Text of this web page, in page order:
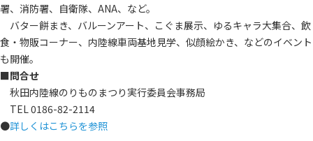
署、消防署、自衛隊、ANA、など。
バター餅まき、バルーンアート、こぐま展示、ゆるキャラ大集合、飲
食・物販コーナー、内陸線車両基地見学、似顔絵かき、などのイベント
も開催。
■問合せ
秋田内陸線のりものまつり実行委員会事務局
TEL 0186-82-2114
●詳しくはこちらを参照